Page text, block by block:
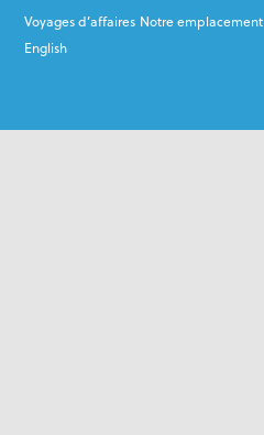
Voyages d’affaires Notre emplacement
English